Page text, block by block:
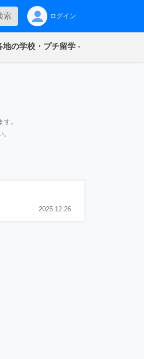
索 ログイン
地の学校・プチ留学(current)
。
2025.12.26